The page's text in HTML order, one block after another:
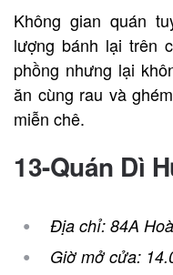
Không gian quán
lượng bánh lại trên
phồng nhưng lại
ăn cùng rau và
miễn chê.
13-Quán Dì
Địa chỉ: 84A
Giờ mở cửa: